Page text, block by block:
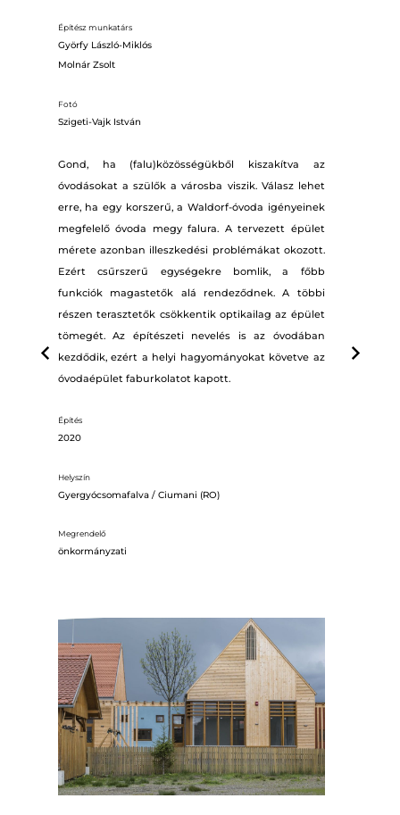
Építész munkatárs
Györfy László-Miklós
Molnár Zsolt
Fotó
Szigeti-Vajk István
Gond, ha (falu)közösségükből kiszakítva az
óvodásokat a szülők a városba viszik. Válasz lehet
erre, ha egy korszerű, a Waldorf-óvoda igényeinek
megfelelő óvoda megy falura. A tervezett épület
mérete azonban illeszkedési problémákat okozott.
Ezért csűrszerű egységekre bomlik, a főbb
funkciók magastetők alá rendeződnek. A többi
részen terasztetők csökkentik optikailag az épület
tömegét. Az építészeti nevelés is az óvodában
kezdődik, ezért a helyi hagyományokat követve az
óvodaépület faburkolatot kapott.
Építés
2020
Helyszín
Gyergyócsomafalva / Ciumani (RO)
Megrendelő
önkormányzati